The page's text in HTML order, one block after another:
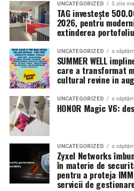
UNCATEGORIZED 5 zile
TAG investește
2026, pentru
extinderea
UNCATEGORIZED o
SUMMER WELL
care a transformat
cultural revine in
UNCATEGORIZED o
HONOR Magic V6:
UNCATEGORIZED o
Zyxel Networks
în materie de
pentru a proteja
servicii de